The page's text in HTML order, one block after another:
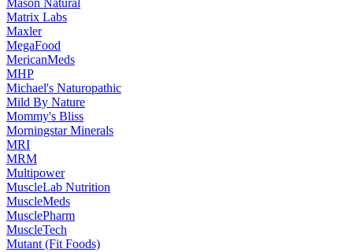
Matrix Labs
Maxler
MegaFood
MericanMeds
MHP
Michael's Naturopathic
Mild By Nature
Mommy's Bliss
Morningstar Minerals
MRI
MRM
Multipower
MuscleLab Nutrition
MuscleMeds
MusclePharm
MuscleTech
Mutant (Fit Foods)